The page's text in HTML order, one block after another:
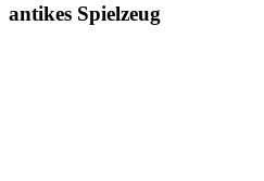
antikes Spielzeug